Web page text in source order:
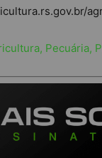
Pecuária,